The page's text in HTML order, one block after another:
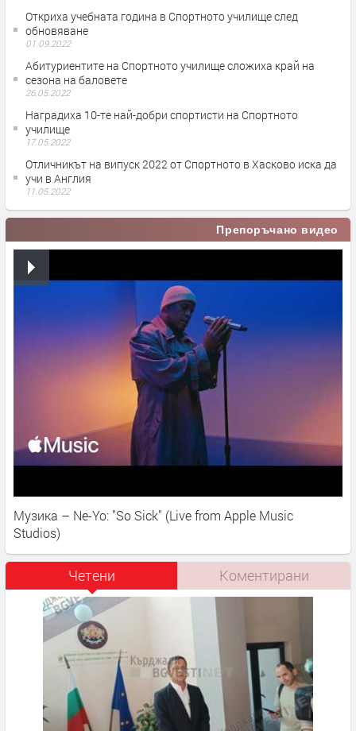
Откриха учебната година в Спортното училище след
обновяване
01.09.2022
Абитуриентите на Спортното училище сложиха край на
сезона на баловете
26.05.2022
Наградиха 10-те най-добри спортисти на Спортното
училище
17.05.2022
Отличникът на випуск 2022 от Спортното в Хасково иска да
учи в Англия
11.05.2022
Препоръчано видео
Музика – Ne-Yo: "So Sick" (Live from Apple Music
Studios)
Четени Коментирани